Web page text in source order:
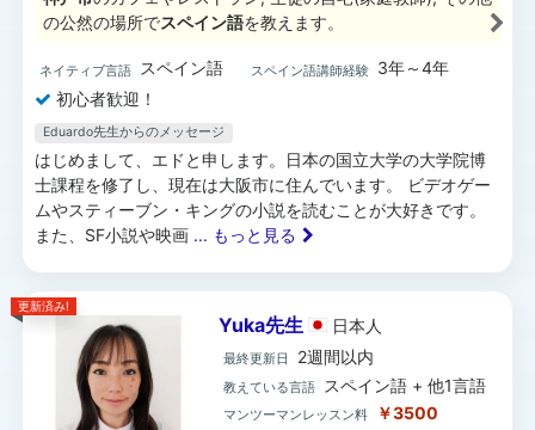
の公然の場所でスペイン語を教えます。
ネイティブ言語 スペイン語 スペイン語講師経験
3年～4年
初心者歓迎！
Eduardo先生からのメッセージ
はじめまして、エドと申します。日本の国立大学の大学院博
士課程を修了し、現在は大阪市に住んでいます。 ビデオゲー
ムやスティーブン・キングの小説を読むことが大好きです。
また、SF小説や映画 ... もっと見る
更新済み!
Yuka先生 日本 人
最終更新日 2週間以内
教えている言語 スペイン語 + 他1言語
マンツーマンレッスン料 ￥3500